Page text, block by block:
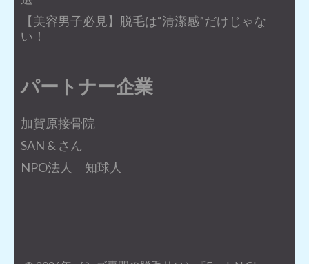
【美容男子必見】脱毛は“清潔感”だけじゃな
い！
パートナー企業
加賀原接骨院
SAN & さん
NPO法人 知球人